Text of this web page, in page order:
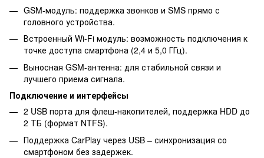
GSM-модуль: поддержка звонков и SMS прямо с
головного устройства.
Встроенный Wi-Fi модуль: возможность подключения к
точке доступа смартфона (2,4 и 5,0 ГГц).
Выносная GSM-антенна: для стабильной связи и
лучшего приема сигнала.
Подключение и интерфейсы
2 USB порта для флеш-накопителей, поддержка HDD до
2 ТБ (формат NTFS).
Поддержка CarPlay через USB – синхронизация со
смартфоном без задержек.